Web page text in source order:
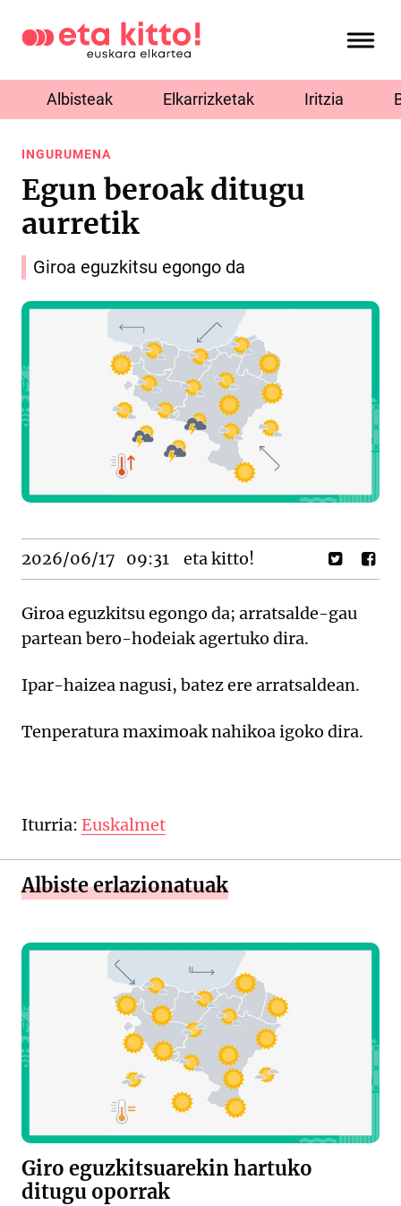
Albisteak Elkarrizketak Iritzia
INGURUMENA
Egun beroak ditugu
aurretik
Giroa eguzkitsu egongo da
2026/06/17 09:31 eta kitto!
Giroa eguzkitsu egongo da; arratsalde-gau
partean bero-hodeiak agertuko dira.
Ipar-haizea nagusi, batez ere arratsaldean.
Tenperatura maximoak nahikoa igoko dira.
Iturria: Euskalmet
Albiste erlazionatuak
Giro eguzkitsuarekin hartuko
ditugu oporrak